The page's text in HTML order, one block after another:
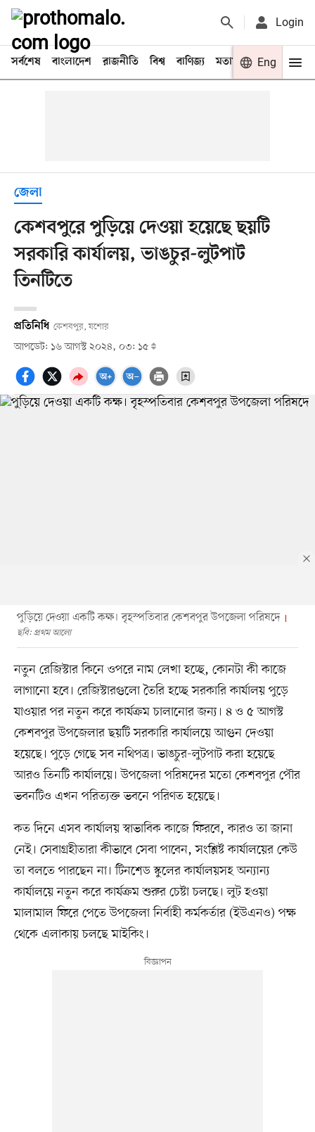
Login
সর্বশেষ বাংলাদেশ রাজনীতি বিশ্ব বাণিজ্য মতামত খেলা
Eng
জেলা
কেশবপুরে পুড়িয়ে দেওয়া হয়েছে ছয়টি
সরকারি কার্যালয়, ভাঙচুর-লুটপাট
তিনটিতে
প্রতিনিধি কেশবপুর, যশোর
আপডেট: ১৬ আগস্ট ২০২৪, ০৩: ১৫
পুড়িয়ে দেওয়া একটি কক্ষ। বৃহস্পতিবার কেশবপুর উপজেলা পরিষদে
ছবি: প্রথম আলো
নতুন রেজিস্টার কিনে ওপরে নাম লেখা হচ্ছে, কোনটা কী কাজে
লাগানো হবে। রেজিস্টারগুলো তৈরি হচ্ছে সরকারি কার্যালয় পুড়ে
যাওয়ার পর নতুন করে কার্যক্রম চালানোর জন্য। ৪ ও ৫ আগস্ট
কেশবপুর উপজেলার ছয়টি সরকারি কার্যালয়ে আগুন দেওয়া
হয়েছে। পুড়ে গেছে সব নথিপত্র। ভাঙচুর-লুটপাট করা হয়েছে
আরও তিনটি কার্যালয়ে। উপজেলা পরিষদের মতো কেশবপুর পৌর
ভবনটিও এখন পরিত্যক্ত ভবনে পরিণত হয়েছে।
কত দিনে এসব কার্যালয় স্বাভাবিক কাজে ফিরবে, কারও তা জানা
নেই। সেবাগ্রহীতারা কীভাবে সেবা পাবেন, সংশ্লিষ্ট কার্যালয়ের কেউ
তা বলতে পারছেন না। টিনশেড স্কুলের কার্যালয়সহ অন্যান্য
কার্যালয়ে নতুন করে কার্যক্রম শুরুর চেষ্টা চলছে। লুট হওয়া
মালামাল ফিরে পেতে উপজেলা নির্বাহী কর্মকর্তার (ইউএনও) পক্ষ
থেকে এলাকায় চলছে মাইকিং।